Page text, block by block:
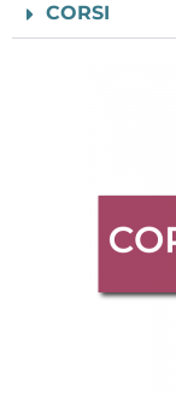
CORSI